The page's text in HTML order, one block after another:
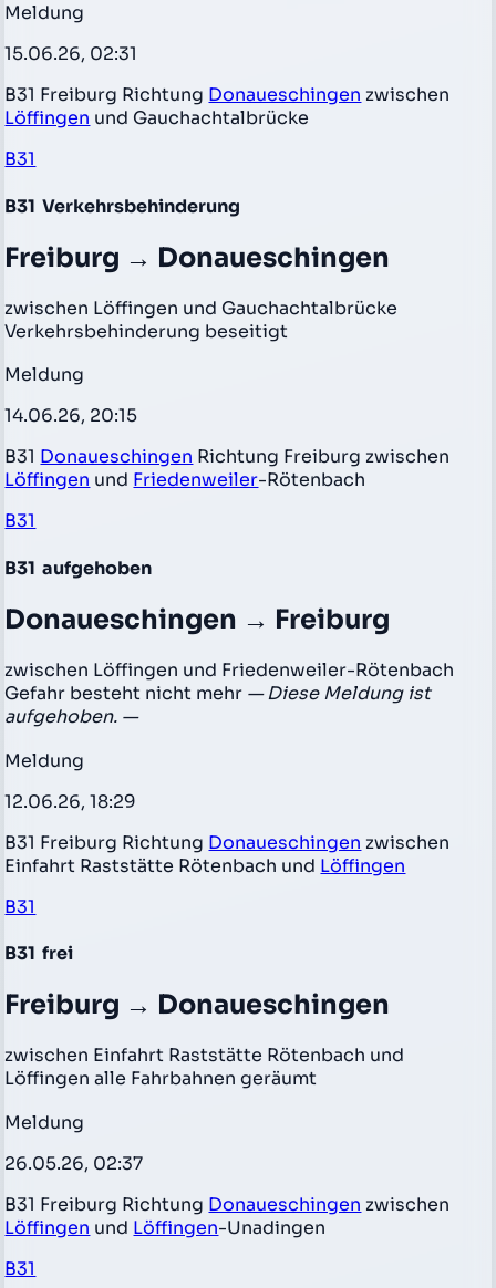
Meldung
15.06.26, 02:31
B31 Freiburg Richtung Donaueschingen zwischen
Löffingen und Gauchachtalbrücke
B31
B31 Verkehrsbehinderung
Freiburg → Donaueschingen
zwischen Löffingen und Gauchachtalbrücke
Verkehrsbehinderung beseitigt
Meldung
14.06.26, 20:15
B31 Donaueschingen Richtung Freiburg zwischen
Löffingen und Friedenweiler-Rötenbach
B31
B31 aufgehoben
Donaueschingen → Freiburg
zwischen Löffingen und Friedenweiler-Rötenbach
Gefahr besteht nicht mehr — Diese Meldung ist
aufgehoben. —
Meldung
12.06.26, 18:29
B31 Freiburg Richtung Donaueschingen zwischen
Einfahrt Raststätte Rötenbach und Löffingen
B31
B31 frei
Freiburg → Donaueschingen
zwischen Einfahrt Raststätte Rötenbach und
Löffingen alle Fahrbahnen geräumt
Meldung
26.05.26, 02:37
B31 Freiburg Richtung Donaueschingen zwischen
Löffingen und Löffingen-Unadingen
B31